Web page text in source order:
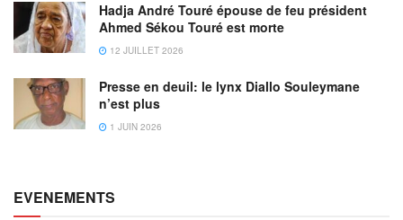
Hadja André Touré épouse de feu président
Ahmed Sékou Touré est morte
12 JUILLET 2026
Presse en deuil: le lynx Diallo Souleymane
n’est plus
1 JUIN 2026
EVENEMENTS